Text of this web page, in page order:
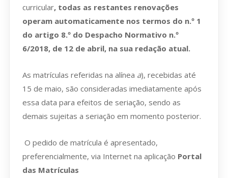
curricular, todas as restantes renovações
operam automaticamente nos termos do n.º 1
do artigo 8.º do Despacho Normativo n.º
6/2018, de 12 de abril, na sua redação atual.
As matrículas referidas na alínea a), recebidas até
15 de maio, são consideradas imediatamente após
essa data para efeitos de seriação, sendo as
demais sujeitas a seriação em momento posterior.
O pedido de matrícula é apresentado,
preferencialmente, via Internet na aplicação Portal
das Matrículas